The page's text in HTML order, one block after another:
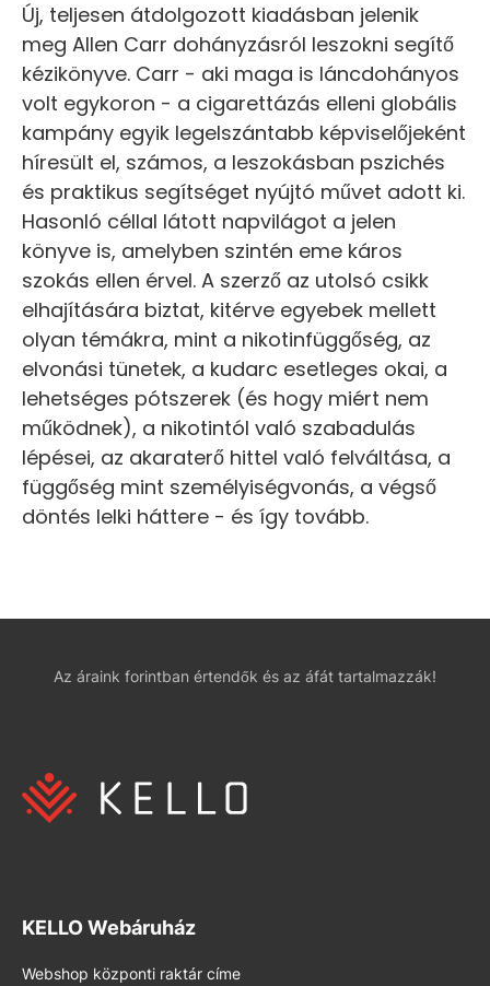
Új, teljesen átdolgozott kiadásban jelenik
meg Allen Carr dohányzásról leszokni segítő
kézikönyve. Carr - aki maga is láncdohányos
volt egykoron - a cigarettázás elleni globális
kampány egyik legelszántabb képviselőjeként
híresült el, számos, a leszokásban pszichés
és praktikus segítséget nyújtó művet adott ki.
Hasonló céllal látott napvilágot a jelen
könyve is, amelyben szintén eme káros
szokás ellen érvel. A szerző az utolsó csikk
elhajítására biztat, kitérve egyebek mellett
olyan témákra, mint a nikotinfüggőség, az
elvonási tünetek, a kudarc esetleges okai, a
lehetséges pótszerek (és hogy miért nem
működnek), a nikotintól való szabadulás
lépései, az akaraterő hittel való felváltása, a
függőség mint személyiségvonás, a végső
döntés lelki háttere - és így tovább.
Az áraink forintban értendők és az áfát tartalmazzák!
KELLO Webáruház
Webshop központi raktár címe